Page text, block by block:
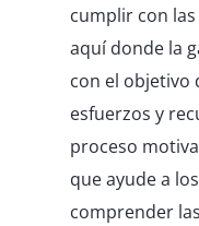
cumplir con
aquí donde la
con el objetivo
esfuerzos y
proceso
que ayude a
comprender